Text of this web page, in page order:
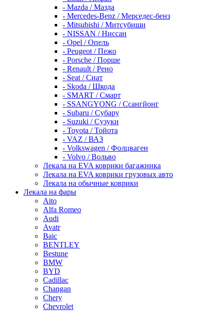
- Mazda / Мазда
- Mercedes-Benz / Мерседес-бенз
- Mitsubishi / Митсубиши
- NISSAN / Ниссан
- Opel / Опель
- Peugeot / Пежо
- Porsche / Порше
- Renault / Рено
- Seat / Сиат
- Skoda / Шкода
- SMART / Смарт
- SSANGYONG / Ссангйонг
- Subaru / Субару
- Suzuki / Сузуки
- Toyota / Тойота
- VAZ / ВАЗ
- Volkswagen / Фолцваген
- Volvo / Вольво
Лекала на EVA коврики багажника
Лекала на EVA коврики грузовых авто
Лекала на обычные коврики
Лекала на фары
Aito
Alfa Romeo
Audi
Avatr
Baic
BENTLEY
Bestune
BMW
BYD
Cadillac
Changan
Chery
Chevrolet